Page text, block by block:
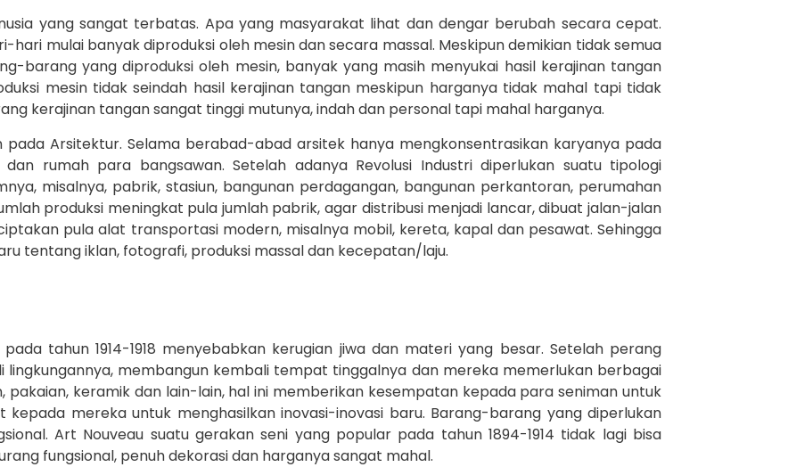
yang sangat terbatas. Apa yang masyarakat lihat dan dengar berubah secara cepat.
mulai banyak diproduksi oleh mesin dan secara massal. Meskipun demikian tidak semua
barang yang diproduksi oleh mesin, banyak yang masih menyukai hasil kerajinan tangan
mesin tidak seindah hasil kerajinan tangan meskipun harganya tidak mahal tapi tidak
kerajinan tangan sangat tinggi mutunya, indah dan personal tapi mahal harganya.
pada Arsitektur. Selama berabad-abad arsitek hanya mengkonsentrasikan karyanya pada
rumah para bangsawan. Setelah adanya Revolusi Industri diperlukan suatu tipologi
misalnya, pabrik, stasiun, bangunan perdagangan, bangunan perkantoran, perumahan
produksi meningkat pula jumlah pabrik, agar distribusi menjadi lancar, dibuat jalan-jalan
pula alat transportasi modern, misalnya mobil, kereta, kapal dan pesawat. Sehingga
tentang iklan, fotografi, produksi massal dan kecepatan/laju.
tahun 1914-1918 menyebabkan kerugian jiwa dan materi yang besar. Setelah perang
membangun kembali tempat tinggalnya dan mereka memerlukan berbagai
keramik dan lain-lain, hal ini memberikan kesempatan kepada para seniman untuk
mereka untuk menghasilkan inovasi-inovasi baru. Barang-barang yang diperlukan
Art Nouveau suatu gerakan seni yang popular pada tahun 1894-1914 tidak lagi bisa
fungsional, penuh dekorasi dan harganya sangat mahal.